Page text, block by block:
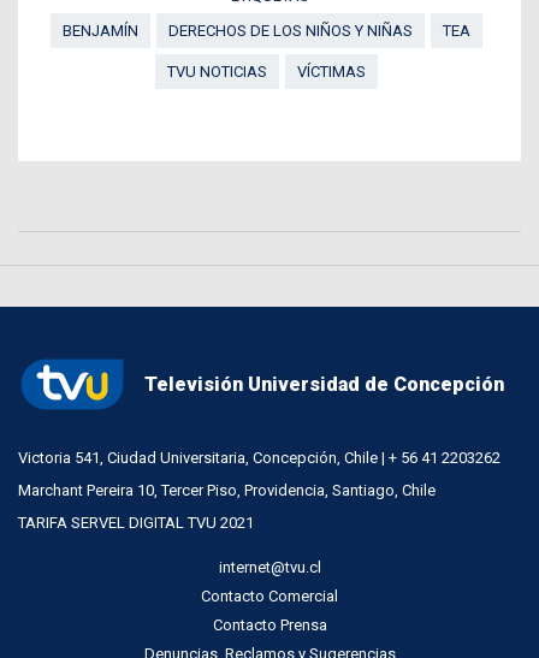
BENJAMÍN
DERECHOS DE LOS NIÑOS Y NIÑAS TEA
TVU NOTICIAS VÍCTIMAS
Televisión Universidad de Concepción
Victoria 541, Ciudad Universitaria, Concepción, Chile | + 56 41 2203262
Marchant Pereira 10, Tercer Piso, Providencia, Santiago, Chile
TARIFA SERVEL DIGITAL TVU 2021
internet@tvu.cl
Contacto Comercial
Contacto Prensa
Denuncias, Reclamos y Sugerencias